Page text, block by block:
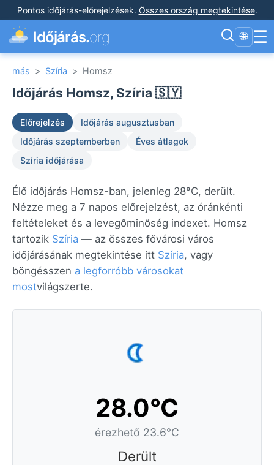
Pontos időjárás-előrejelzések. Összes ország megtekintése.
Időjárás.org 🌐 ☰
más > Szíria > Homsz
Időjárás Homsz, Szíria 🇸🇾
Előrejelzés
Időjárás augusztusban
Időjárás szeptemberben
Éves átlagok
Szíria időjárása
Élő időjárás Homsz-ban, jelenleg 28°C, derült.
Nézze meg a 7 napos előrejelzést, az óránkénti
feltételeket és a levegőminőség indexet. Homsz
tartozik Szíria — az összes fővárosi város
időjárásának megtekintése itt Szíria, vagy
böngésszen a legforróbb városokat
mostvilágszerte.
28.0°C
érezhető 23.6°C
Derült